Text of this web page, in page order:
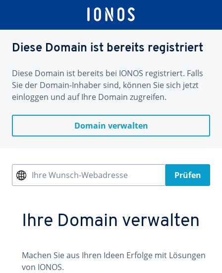
Diese Domain ist bereits registriert
Diese Domain ist bereits bei IONOS registriert. Falls
Sie der Domain-Inhaber sind, können Sie sich jetzt
einloggen und auf Ihre Domain zugreifen.
Domain verwalten
Ihre Wunsch-Webadresse Prüfen
Ihre Domain verwalten
Machen Sie aus Ihren Ideen Erfolge mit Lösungen
von IONOS.